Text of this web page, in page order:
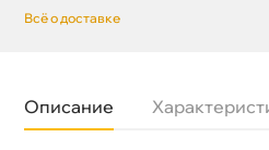
сё о доставке
Описание